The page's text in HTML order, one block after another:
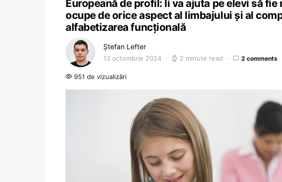
Europeană de profil: Îi va ajuta pe elevi să
ocupe de orice aspect al limbajului și al
alfabetizarea funcțională
Ștefan Lefter
13 octombrie 2024 2 minute read 2 comments
951 de vizualizări